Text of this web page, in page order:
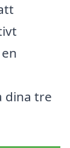
dina tre